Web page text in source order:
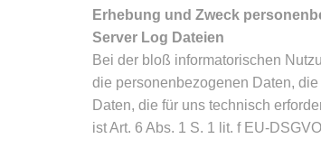
Erhebung und Zweck
Server Log Dateien
Bei der bloß informatorischen
die personenbezogenen Daten,
Daten, die für uns technisch
ist Art. 6 Abs. 1 S. 1 lit. f EU-